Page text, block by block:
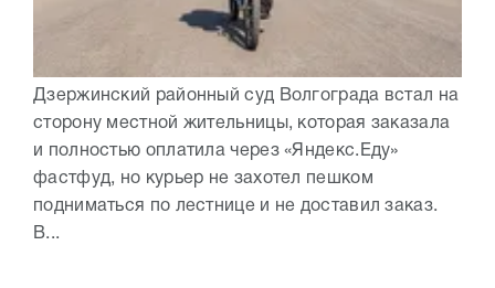
Дзержинский районный суд Волгограда встал на
сторону местной жительницы, которая заказала
и полностью оплатила через «Яндекс.Еду»
фастфуд, но курьер не захотел пешком
подниматься по лестнице и не доставил заказ.
В...